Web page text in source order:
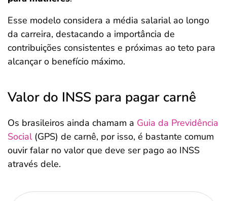
Esse modelo considera a média salarial ao longo
da carreira, destacando a importância de
contribuições consistentes e próximas ao teto para
alcançar o benefício máximo.
Valor do INSS para pagar carnê
Os brasileiros ainda chamam a Guia da Previdência
Social(GPS) de carnê, por isso, é bastante comum
ouvir falar no valor que deve ser pago ao INSS
através dele.